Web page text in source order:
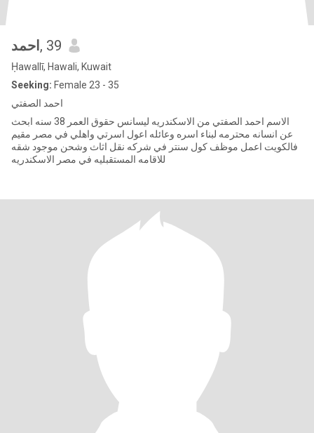
احمد , 39
Ḥawallī, Hawali, Kuwait
Seeking: Female 23 - 35
احمد الصفتي
الاسم احمد الصفتي من الاسكندريه ليسانس حقوق العمر 38 سنه ابحث
عن انسانه محترمه لبناء اسره وعائله اعول اسرتي واهلي في مصر مقيم
فالكويت اعمل موظف كول سنتر في شركه نقل اثاث وشحن موجود شقه
للاقامه المستقبليه في مصر الاسكندريه